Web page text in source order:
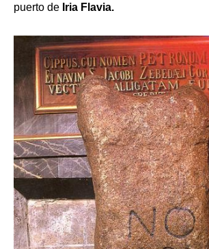
puerto de Iria Flavia.